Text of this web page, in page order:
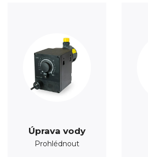
Úprava vody
Prohlédnout